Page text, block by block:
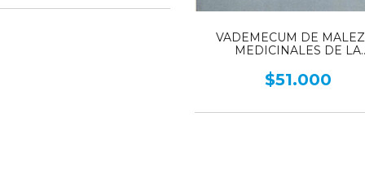
VADEMECUM DE
MEDICINALES DE LA
$51.000